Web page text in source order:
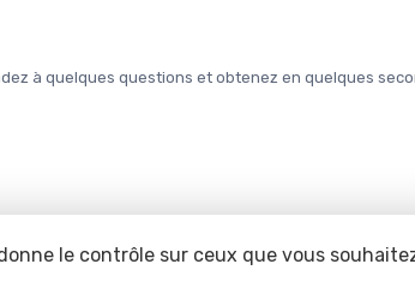
à quelques questions et obtenez en quelques
le contrôle sur ceux que vous